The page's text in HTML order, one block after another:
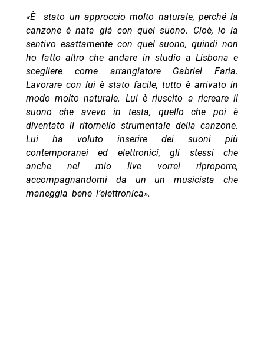
«È stato un approccio molto naturale, perché la
canzone è nata già con quel suono. Cioè, io la
sentivo esattamente con quel suono, quindi non
ho fatto altro che andare in studio a Lisbona e
scegliere come arrangiatore Gabriel Faria.
Lavorare con lui è stato facile, tutto è arrivato in
modo molto naturale. Lui è riuscito a ricreare il
suono che avevo in testa, quello che poi è
diventato il ritornello strumentale della canzone.
Lui ha voluto inserire dei suoni più
contemporanei ed elettronici, gli stessi che
anche nel mio live vorrei riproporre,
accompagnandomi da un un musicista che
maneggia bene l’elettronica».